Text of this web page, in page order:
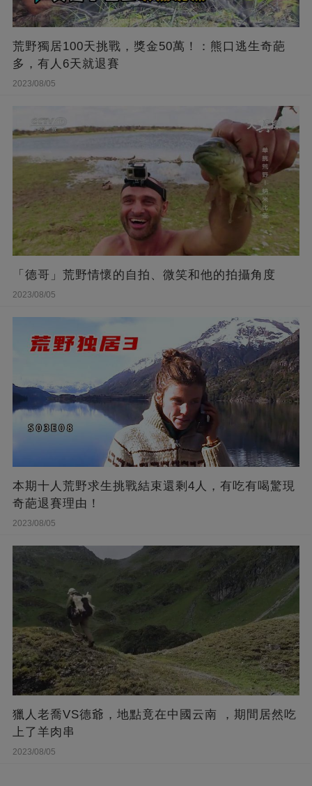
荒野獨居100天挑戰，獎金50萬！：熊口逃生奇葩
多，有人6天就退賽
2023/08/05
「德哥」荒野情懷的自拍、微笑和他的拍攝角度
2023/08/05
本期十人荒野求生挑戰結束還剩4人，有吃有喝驚現
奇葩退賽理由！
2023/08/05
獵人老喬VS德爺，地點竟在中國云南 ，期間居然吃
上了羊肉串
2023/08/05